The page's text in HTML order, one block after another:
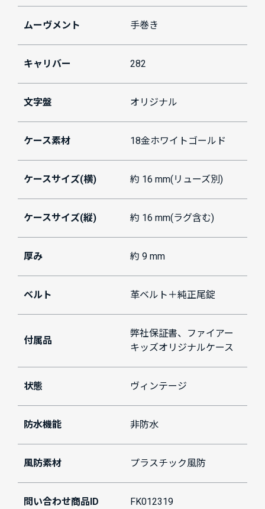
ムーヴメント 手巻き
キャリバー 282
文字盤 オリジナル
ケース素材 18金ホワイトゴールド
ケースサイズ(横) 約 16 mm(リューズ別)
ケースサイズ(縦) 約 16 mm(ラグ含む)
厚み 約 9 mm
ベルト 革ベルト＋純正尾錠
付属品
弊社保証書、ファイアー
キッズオリジナルケース
状態 ヴィンテージ
防水機能 非防水
風防素材 プラスチック風防
問い合わせ商品ID FK012319